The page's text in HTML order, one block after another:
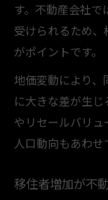
す。不動産会社
受けられるため
がポイントです。
地価変動により
に大きな差が生
やリセールバリ
人口動向もあわせ
移住者増加が不